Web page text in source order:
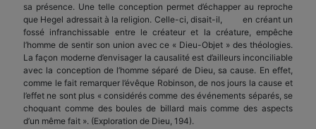
sa présence. Une telle conception permet d’échapper au reproche
que Hegel adressait à la religion. Celle-ci, disait-il, en créant un
fossé infranchissable entre le créateur et la créature, empêche
l’homme de sentir son union avec ce « Dieu-Objet » des théologies.
La façon moderne d’envisager la causalité est d’ailleurs inconciliable
avec la conception de l’homme séparé de Dieu, sa cause. En effet,
comme le fait remarquer l’évêque Robinson, de nos jours la cause et
l’effet ne sont plus « considérés comme des événements séparés, se
choquant comme des boules de billard mais comme des aspects
d’un même fait ». (Exploration de Dieu, 194).